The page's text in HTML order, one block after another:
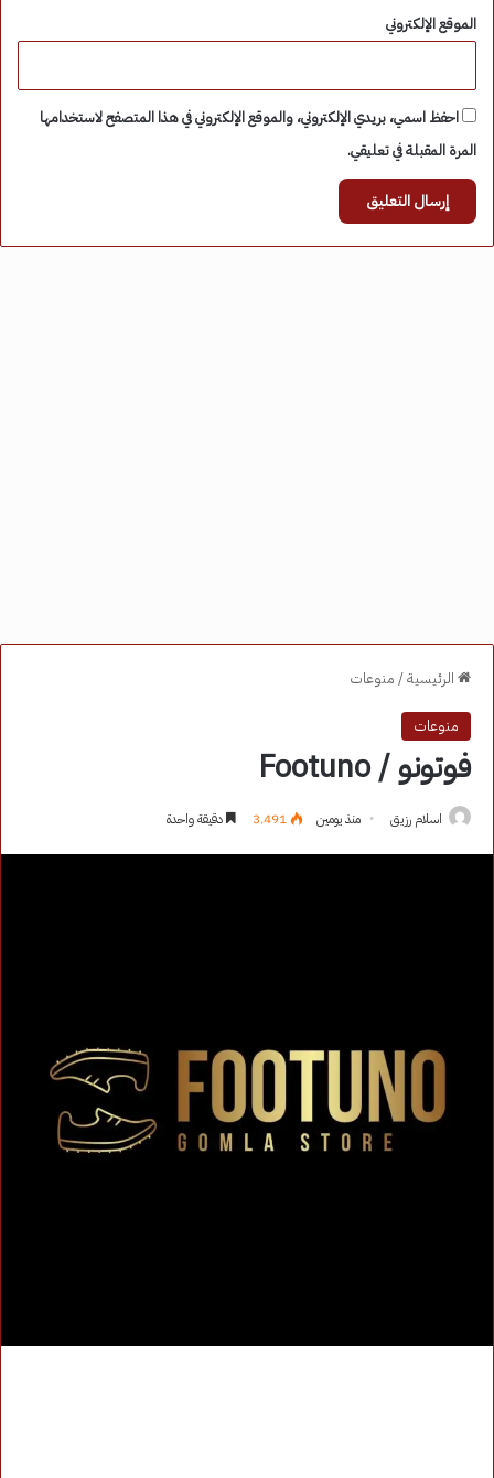
الموقع الإلكتروني
احفظ اسمي، بريدي الإلكتروني، والموقع الإلكتروني في هذا المتصفح لاستخدامها
المرة المقبلة في تعليقي.